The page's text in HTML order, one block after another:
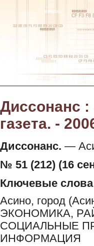
Диссонанс :
газета. -
Диссонанс. —
№ 51 (212) (16
Ключевые слова
Асино, город
ЭКОНОМИКА,
СОЦИАЛЬНЫЕ
ИНФОРМАЦИЯ